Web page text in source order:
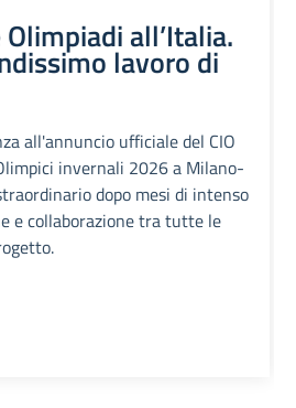
Olimpiadi all’Italia.
lavoro di
all'annuncio ufficiale del CIO
invernali 2026 a Milano-
dopo mesi di intenso
e collaborazione tra tutte le